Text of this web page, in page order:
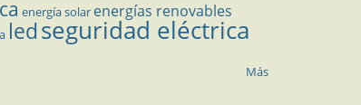
energía solar energías renovables
ledseguridad eléctrica
Más